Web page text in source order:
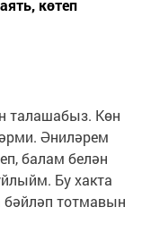
көтеп
талашабыз. Көн
Әниләрем
балам белән
Бу хакта
бәйләп тотмавын